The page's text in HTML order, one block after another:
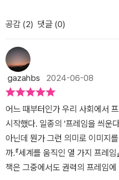
시작해 대문호를 둘러싼 음모론
이다. 역사학자, 사회학자, 인류학
이 있다면 바로 '글'이라고 하면서
마법 같은 수단인 '글'에 대해 잉카
다. 이후 법과 정의, 민주주의의
예술과 문화유산, 죽음 문화의 변
행복에 대해 살펴본다. 어떤 역사
세계를 바라보는 이야기라 매우
과정에서 서구 세계가 만든 거대
사를 바라보는 새로운 관점을 제
의 관점을 얻고 싶다면, 권력의 프
상상할 수 있는 힘을 되찾고 싶
정점으로 유지하는 서양 교육 모
적했다. 이들은 라틴어, 고대 그리
을 통제하는 복합적이고 섬세한
화는 싸움에서 이기고 깃발을 꽃
한 형태다. 그러니 식민지가 되는
람들의 정신도 식민지가 되는 것
닌 추상적인 속성은 정의도 추상
도록 만든다. 민주주의<- 하루데
enowaune‘(정착형 식민주의자
teaguc이라고 불렀다)는 공통의
모인 북아메리카 지역의 다양한
책이다. 세계사를 사건 또는 인물
널리 퍼져있는 개념과 생각을 중
러일으켰다고 소개하고 있다. 나
의미에 대해 생각해 본 적 있는지
다.​​‘역사적인 주장을 보이는 그대
자의 역할’(16쪽)이기에 저자는 그
지를 뽑아 분석한다. ‘서양 문명
공한 사례’(17쪽)이자 단순한 결
내세운 식민 국가들의 비전이자
문명화된 그 모든 것들의 반대편
인 사물과 사람이 있다는 의미다.
공감 (2) 댓글 (0)
gazahbs 2024-06-08
어느 때부터인가 우리 사회에서
시작했다. 일종의 '프레임을 씌운
아닌데 뭔가 그런 의미로 이미지
까.『세계를 움직인 열 가지 프레임
책은 그중에서도 권력의 프레임